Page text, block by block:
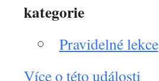
kategorie
Pravidelné lekce
Více o této události